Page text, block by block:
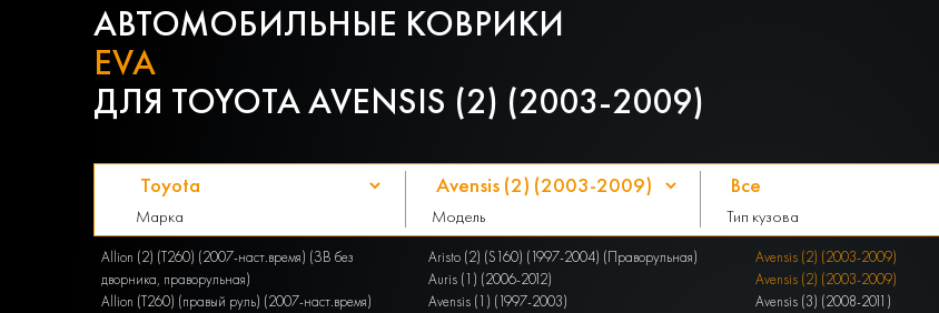
АВТОМОБИЛЬНЫЕ КОВРИКИ
EVA
ДЛЯ TOYOTA AVENSIS (2) (2003-2009)
Марка Модель Тип кузова
Allion (2) (T260) (2007-наст.время) (ЗВ без
дворника, праворульная)
Allion (T260) (правый руль) (2007-наст.время)
Aristo (2) (S160) (1997-2004) (Праворульная)
Auris (1) (2006-2012)
Avensis (1) (1997-2003)
Avensis (2) (2003-2009)
Avensis (2) (2003-2009)
Avensis (3) (2008-2011)